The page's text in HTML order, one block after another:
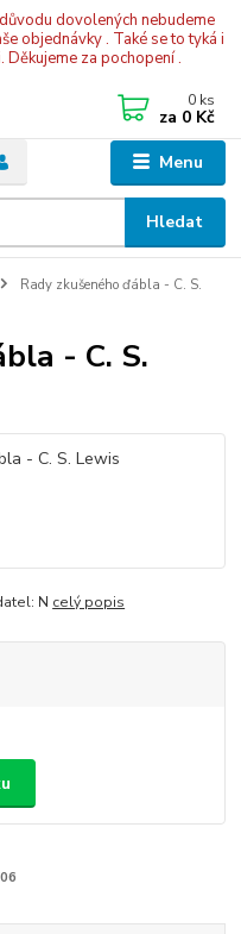
dovolených nebudeme
objednávky . Také se to tyká i
za pochopení .
Menu
Hledat
0 ks
za 0 Kč
Rady zkušeného ďábla - C. S.
- C. S.
N celý popis